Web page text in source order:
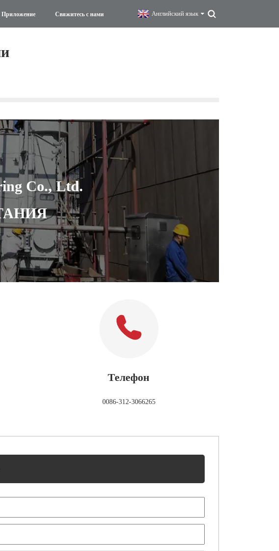
Приложение Свяжитесь с нами Английский язык
Co., Ltd.
Телефон
0086-312-3066265